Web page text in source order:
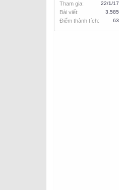
Tham gia 22/1/17
Bài viết 3,585
Điểm thành tích 63